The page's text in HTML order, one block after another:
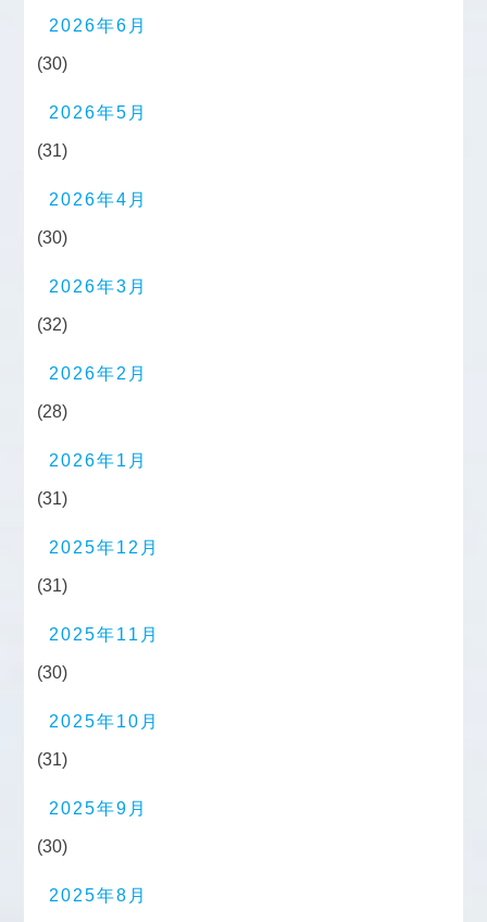
2026年6月
(30)
2026年5月
(31)
2026年4月
(30)
2026年3月
(32)
2026年2月
(28)
2026年1月
(31)
2025年12月
(31)
2025年11月
(30)
2025年10月
(31)
2025年9月
(30)
2025年8月